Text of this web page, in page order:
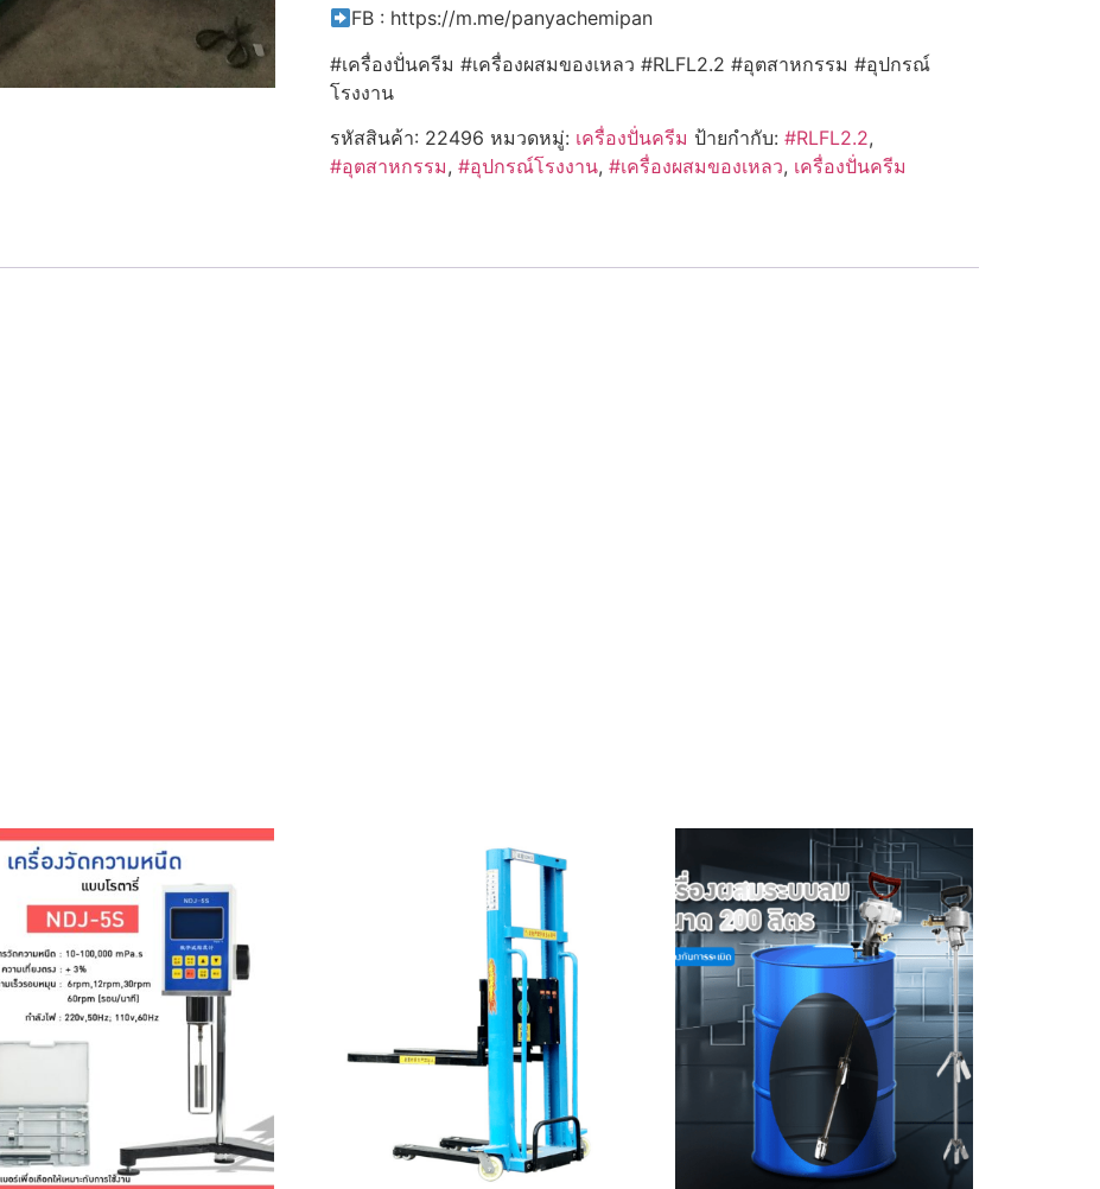
FB : https://m.me/panyachemipan
#เครื่องปั่นครีม #เครื่องผสมของเหลว #RLFL2.2 #อุตสาหกรรม #อุปกรณ์
โรงงาน
รหัสสินค้า: 22496 หมวดหมู่: เครื่องปั่นครีม ป้ายกำกับ: #RLFL2.2,
#อุตสาหกรรม, #อุปกรณ์โรงงาน, #เครื่องผสมของเหลว, เครื่องปั่นครีม